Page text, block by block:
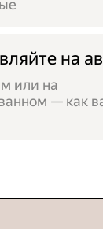
на
или на
— как